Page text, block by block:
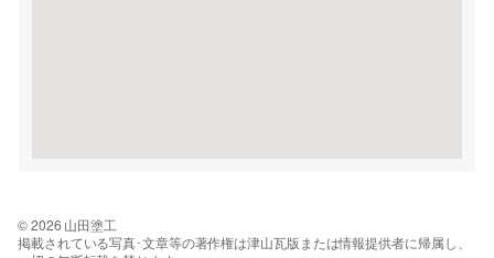
© 2026 山田塗工
掲載されている写真･文章等の著作権は津山瓦版または情報提供者に帰属し、